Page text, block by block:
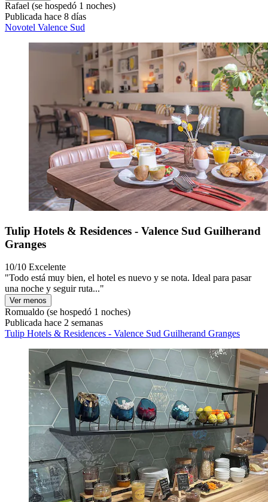
Rafael (se hospedó 1 noches)
Publicada hace 8 días
Novotel Valence Sud
Tulip Hotels & Residences - Valence Sud Guilherand
Granges
10/10 Excelente
"Todo está muy bien, el hotel es nuevo y se nota. Ideal para pasar
una noche y seguir ruta..."
Ver menos
Romualdo (se hospedó 1 noches)
Publicada hace 2 semanas
Tulip Hotels & Residences - Valence Sud Guilherand Granges